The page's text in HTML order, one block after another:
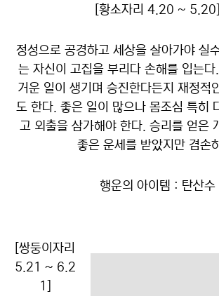
[황소자리 4.20 ~ 5.20]
정성으로 공경하고 세상을 살아가야 실
는 자신이 고집을 부리다 손해를 입는
거운 일이 생기며 승진한다든지 재정적
도 한다. 좋은 일이 많으나 몸조심 특히
고 외출을 삼가해야 한다. 승리를 얻은
좋은 운세를 받았지만 겸손
행운의 아이템 : 탄산수
[쌍둥이자리
5.21 ~ 6.2
1]